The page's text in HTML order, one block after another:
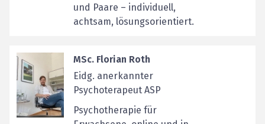
und Paare – individuell,
achtsam, lösungsorientiert.
MSc. Florian Roth
Eidg. anerkannter
Psychoterapeut ASP
Psychotherapie für